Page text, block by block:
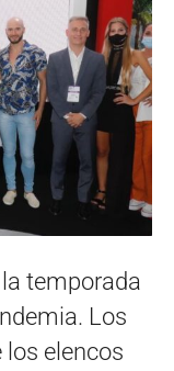
temporada
Los
elencos